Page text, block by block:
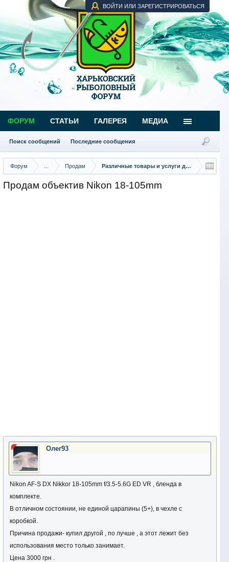
ВОЙТИ ИЛИ ЗАРЕГИСТРИРОВАТЬСЯ
Форум Продам Различные товары и услуги для рыбаков
Продам объектив Nikon 18-105mm
Олег93
Nikon AF-S DX Nikkor 18-105mm f/3.5-5.6G ED VR , бленда в
комплекте.
В отличном состоянии, не единой царапины (5+), в чехле с
коробкой.
Причина продажи- купил другой , по лучше , а этот лежит без
использования место только занимает.
Цена 3000 грн .
ФОРУМ
Поиск сообщений Последние сообщения
СТАТЬИ ГАЛЕРЕЯ МЕДИА